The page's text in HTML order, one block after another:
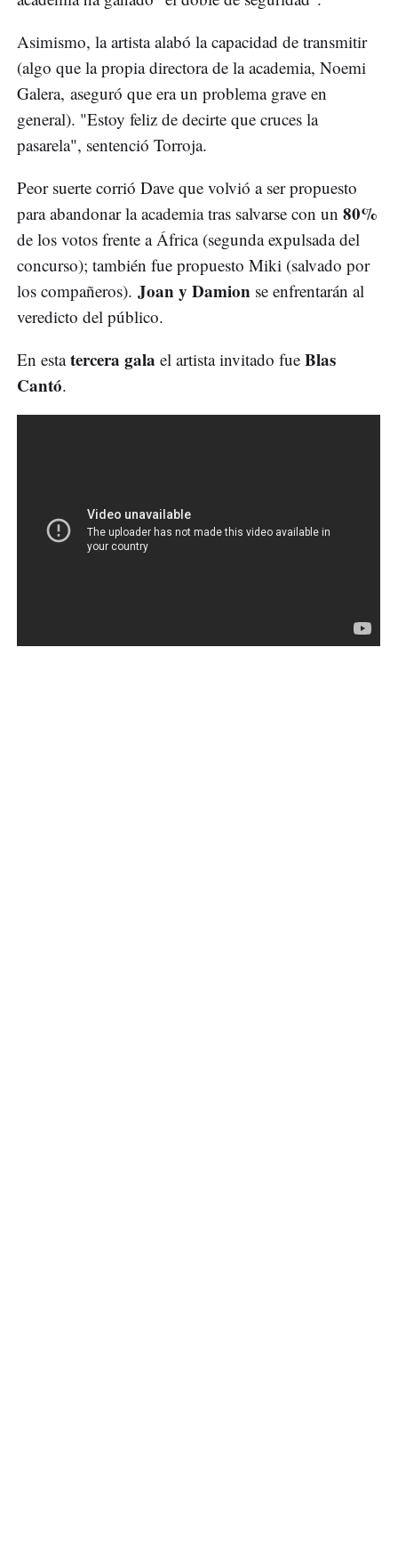
Asimismo, la artista alabó la capacidad de transmitir
(algo que la propia directora de la academia, Noemi
Galera, aseguró que era un problema grave en
general). "Estoy feliz de decirte que cruces la
pasarela", sentenció Torroja.
Peor suerte corrió Dave que volvió a ser propuesto
para abandonar la academia tras salvarse con un 80%
de los votos frente a África (segunda expulsada del
concurso); también fue propuesto Miki (salvado por
los compañeros). Joan y Damion se enfrentarán al
veredicto del público.
En estatercera gala el artista invitado fue Blas
Cantó.